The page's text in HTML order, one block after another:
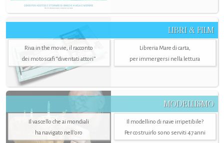
LIBRI & FILM
Riva in the movie, il racconto
dei motoscafi “diventati attori”
Libreria Mare di carta,
per immergersi nella lettura
MODELLISMO
Il vascello che ai mondiali
ha navigato nell’oro
Il modellino di nave irripetibile?
Per costruirlo sono serviti 47 anni